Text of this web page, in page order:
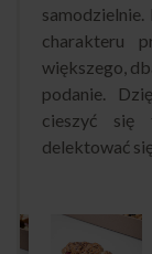
charakteru
większego,
podanie.
cieszyć się
delektować